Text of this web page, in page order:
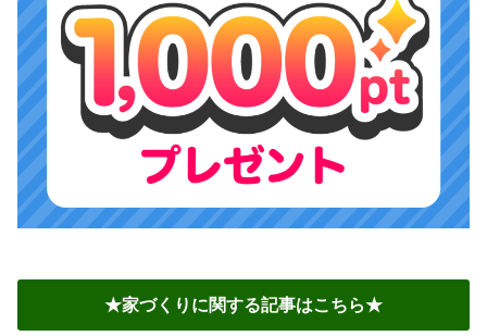
★家づくりに関する記事はこちら★